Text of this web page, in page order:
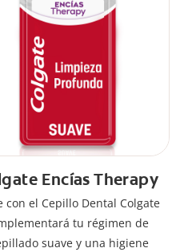
Encías Therapy
el Cepillo Dental Colgate
tu régimen de
suave y una higiene